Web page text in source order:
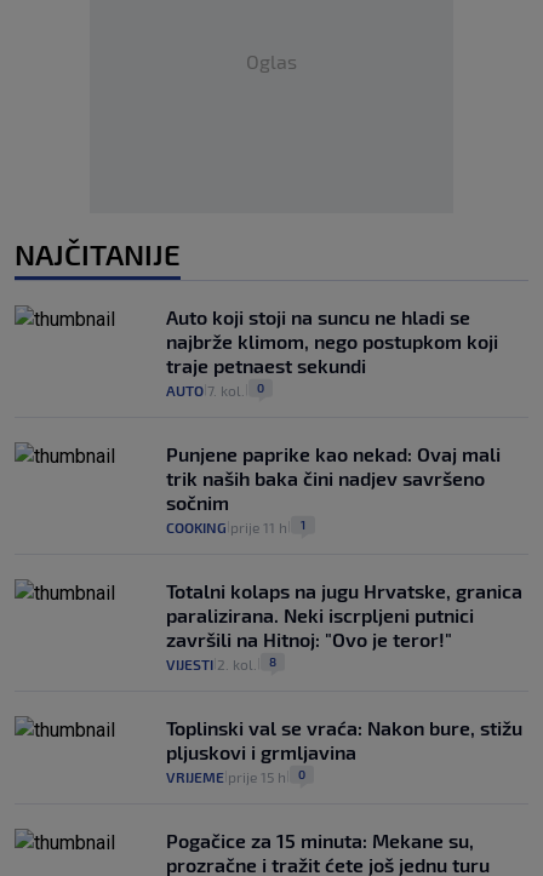
Oglas
NAJČITANIJE
Auto koji stoji na suncu ne hladi se
najbrže klimom, nego postupkom koji
traje petnaest sekundi
AUTO 7. kol. 0
Punjene paprike kao nekad: Ovaj mali
trik naših baka čini nadjev savršeno
sočnim
COOKING prije 11 h 1
Totalni kolaps na jugu Hrvatske, granica
paralizirana. Neki iscrpljeni putnici
završili na Hitnoj: "Ovo je teror!"
VIJESTI 2. kol. 8
Toplinski val se vraća: Nakon bure, stižu
pljuskovi i grmljavina
VRIJEME prije 15 h 0
Pogačice za 15 minuta: Mekane su,
prozračne i tražit ćete još jednu turu